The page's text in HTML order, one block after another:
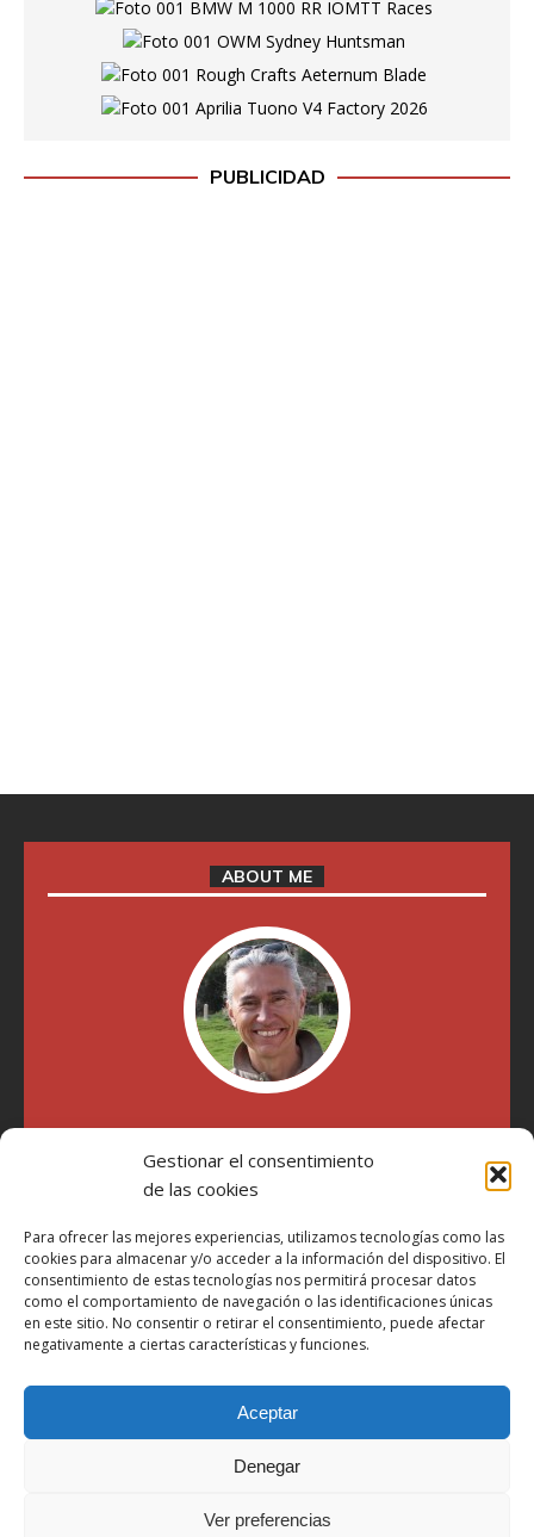
Gestionar el consentimiento
de las cookies
Para ofrecer las mejores experiencias, utilizamos tecnologías como las
cookies para almacenar y/o acceder a la información del dispositivo. El
consentimiento de estas tecnologías nos permitirá procesar datos
como el comportamiento de navegación o las identificaciones únicas
en este sitio. No consentir o retirar el consentimiento, puede afectar
negativamente a ciertas características y funciones.
Aceptar
Denegar
Ver preferencias
PUBLICIDAD
ABOUT ME
año 2007 he escrito sobre motos en distintos medios.
Millatrece.com es una apuesta por escribir sobre lo que me
participa"
Aviso Legal
Política de Privacidad
Más Información sobre Cookies